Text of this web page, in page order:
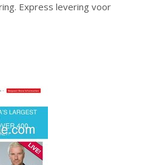
Express levering voor